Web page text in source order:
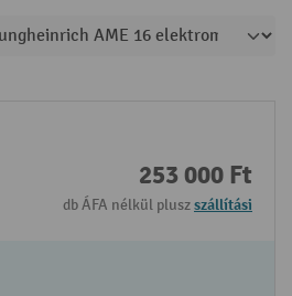
253 000 Ft
db ÁFA nélkül pluszszállítási